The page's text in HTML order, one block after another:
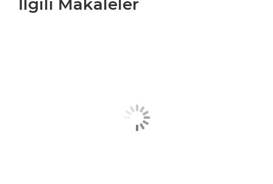
İlgili Makaleler